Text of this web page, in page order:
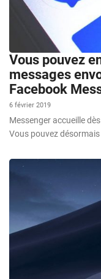
Vous pouvez
messages
Facebook
6 février 2019
Messenger accueille
Vous pouvez